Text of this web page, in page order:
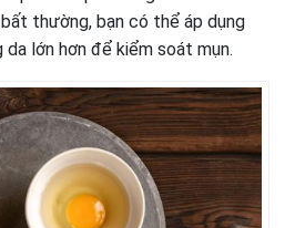
thường, bạn có thể áp dụng
lớn hơn để kiểm soát mụn.